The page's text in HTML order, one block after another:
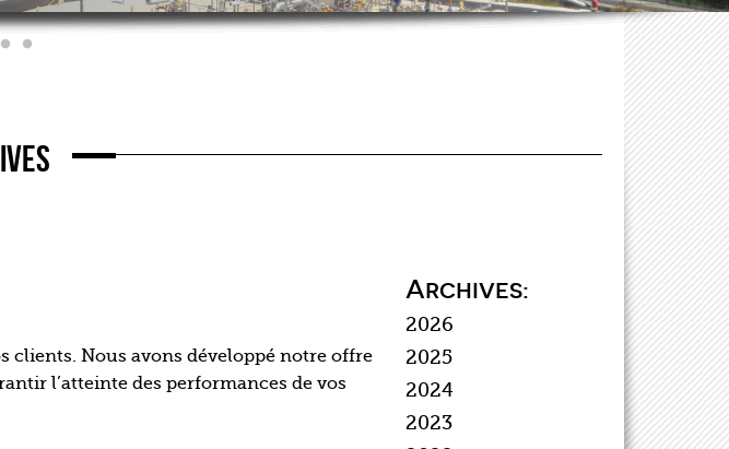
Archives:
2026
2025
2024
2023
clients. Nous avons développé notre offre
l’atteinte des performances de vos